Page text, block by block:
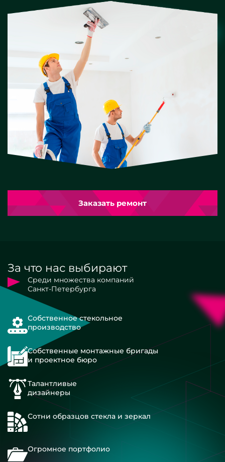
Заказать ремонт
За что нас выбирают
Среди множества компаний
Санкт-Петербурга
Собственное стекольное
производство
Собственные монтажные бригады
и проектное бюро
Талантливые
дизайнеры
Сотни образцов стекла и зеркал
Огромное портфолио